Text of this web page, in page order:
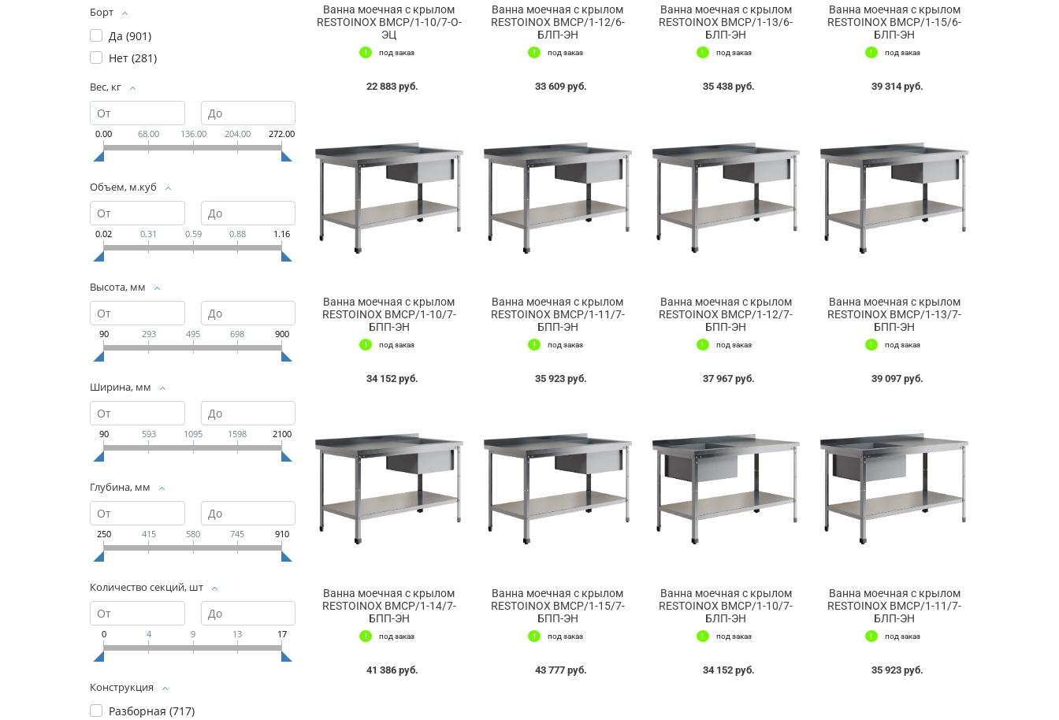
Борт
Да (901)
Нет (281)
Вес, кг
0.00 68.00 136.00 204.00 272.00
Объем, м.куб
0.02 0.31 0.59 0.88 1.16
Высота, мм
90 293 495 698 900
Ширина, мм
90 593 1095 1598 2100
Глубина, мм
250 415 580 745 910
Количество секций, шт
0 4 9 13 17
Конструкция
Разборная (717)
Ванна моечная с крылом
RESTOINOX ВМСР/1-10/7-О-
ЭЦ
под заказ
22 883 руб.
Ванна моечная с крылом
RESTOINOX ВМСР/1-12/6-
БЛП-ЭН
под заказ
33 609 руб.
Ванна моечная с крылом
RESTOINOX ВМСР/1-13/6-
БЛП-ЭН
под заказ
35 438 руб.
Ванна моечная с крылом
RESTOINOX ВМСР/1-15/6-
БЛП-ЭН
под заказ
39 314 руб.
Ванна моечная с крылом
RESTOINOX ВМСР/1-10/7-
БПП-ЭН
под заказ
34 152 руб.
Ванна моечная с крылом
RESTOINOX ВМСР/1-11/7-
БПП-ЭН
под заказ
35 923 руб.
Ванна моечная с крылом
RESTOINOX ВМСР/1-12/7-
БПП-ЭН
под заказ
37 967 руб.
Ванна моечная с крылом
RESTOINOX ВМСР/1-13/7-
БПП-ЭН
под заказ
39 097 руб.
Ванна моечная с крылом
RESTOINOX ВМСР/1-14/7-
БПП-ЭН
под заказ
41 386 руб.
Ванна моечная с крылом
RESTOINOX ВМСР/1-15/7-
БПП-ЭН
под заказ
43 777 руб.
Ванна моечная с крылом
RESTOINOX ВМСР/1-10/7-
БЛП-ЭН
под заказ
34 152 руб.
Ванна моечная с крылом
RESTOINOX ВМСР/1-11/7-
БЛП-ЭН
под заказ
35 923 руб.